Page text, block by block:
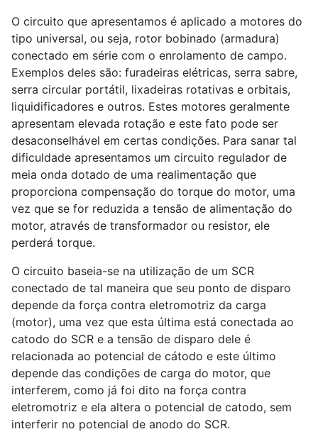
O circuito que apresentamos é aplicado a motores do
tipo universal, ou seja, rotor bobinado (armadura)
conectado em série com o enrolamento de campo.
Exemplos deles são: furadeiras elétricas, serra sabre,
serra circular portátil, lixadeiras rotativas e orbitais,
liquidificadores e outros. Estes motores geralmente
apresentam elevada rotação e este fato pode ser
desaconselhável em certas condições. Para sanar tal
dificuldade apresentamos um circuito regulador de
meia onda dotado de uma realimentação que
proporciona compensação do torque do motor, uma
vez que se for reduzida a tensão de alimentação do
motor, através de transformador ou resistor, ele
perderá torque.
O circuito baseia-se na utilização de um SCR
conectado de tal maneira que seu ponto de disparo
depende da força contra eletromotriz da carga
(motor), uma vez que esta última está conectada ao
catodo do SCR e a tensão de disparo dele é
relacionada ao potencial de cátodo e este último
depende das condições de carga do motor, que
interferem, como já foi dito na força contra
eletromotriz e ela altera o potencial de catodo, sem
interferir no potencial de anodo do SCR.